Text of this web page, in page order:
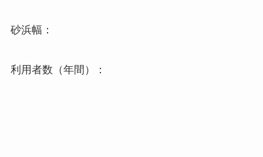
砂浜幅：
利用者数（年間）：